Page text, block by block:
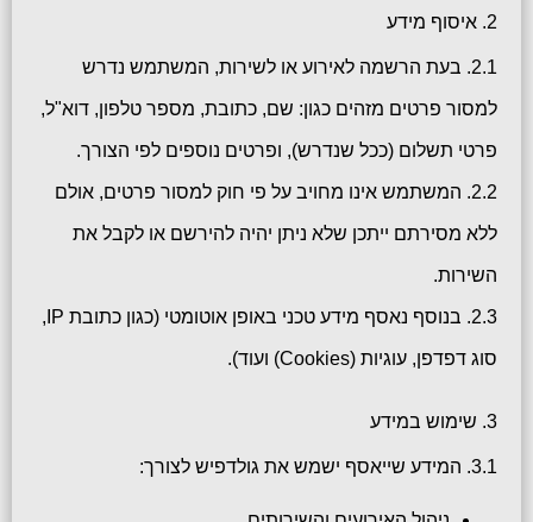
2. איסוף מידע
2.1. בעת הרשמה לאירוע או לשירות, המשתמש נדרש
למסור פרטים מזהים כגון: שם, כתובת, מספר טלפון, דוא"ל,
פרטי תשלום (ככל שנדרש), ופרטים נוספים לפי הצורך.
2.2. המשתמש אינו מחויב על פי חוק למסור פרטים, אולם
ללא מסירתם ייתכן שלא ניתן יהיה להירשם או לקבל את
השירות.
2.3. בנוסף נאסף מידע טכני באופן אוטומטי (כגון כתובת IP,
סוג דפדפן, עוגיות (Cookies) ועוד).
3. שימוש במידע
3.1. המידע שייאסף ישמש את גולדפיש לצורך: